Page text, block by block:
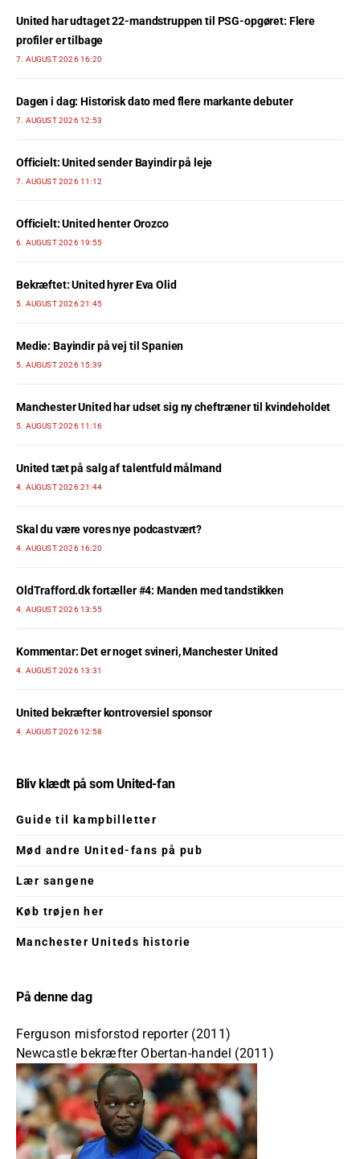
United har udtaget 22-mandstruppen til PSG-opgøret: Flere
profiler er tilbage
7. AUGUST 2026 16:20
Dagen i dag: Historisk dato med flere markante debuter
7. AUGUST 2026 12:53
Officielt: United sender Bayindir på leje
7. AUGUST 2026 11:12
Officielt: United henter Orozco
6. AUGUST 2026 19:55
Bekræftet: United hyrer Eva Olid
5. AUGUST 2026 21:45
Medie: Bayindir på vej til Spanien
5. AUGUST 2026 15:39
Manchester United har udset sig ny cheftræner til kvindeholdet
5. AUGUST 2026 11:16
United tæt på salg af talentfuld målmand
4. AUGUST 2026 21:44
Skal du være vores nye podcastvært?
4. AUGUST 2026 16:20
OldTrafford.dk fortæller #4: Manden med tandstikken
4. AUGUST 2026 13:55
Kommentar: Det er noget svineri, Manchester United
4. AUGUST 2026 13:31
United bekræfter kontroversiel sponsor
4. AUGUST 2026 12:58
Bliv klædt på som United-fan
Guide til kampbilletter
Mød andre United-fans på pub
Lær sangene
Køb trøjen her
Manchester Uniteds historie
På denne dag
Ferguson misforstod reporter (2011)
Newcastle bekræfter Obertan-handel (2011)